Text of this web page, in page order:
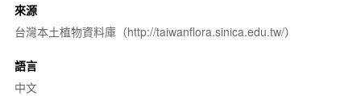
來源
台灣本土植物資料庫（http://taiwanflora.sinica.edu.tw/）
語言
中文